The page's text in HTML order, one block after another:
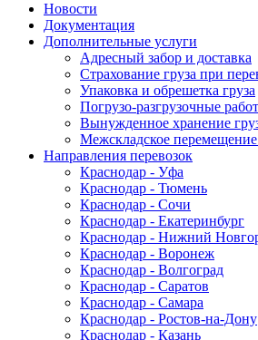
Новости
Документация
Дополнительные услуги
Адресный забор и доставка
Страхование груза при
Упаковка и обрешетка груза
Погрузо-разгрузочные
Вынужденное хранение
Межскладское
Направления перевозок
Краснодар - Уфа
Краснодар - Тюмень
Краснодар - Сочи
Краснодар - Екатеринбург
Краснодар - Нижний
Краснодар - Воронеж
Краснодар - Волгоград
Краснодар - Саратов
Краснодар - Самара
Краснодар - Ростов-на-Дону
Краснодар - Казань